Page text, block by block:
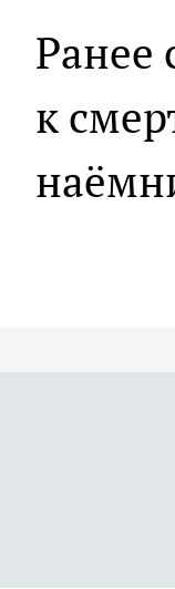
Ранее
к